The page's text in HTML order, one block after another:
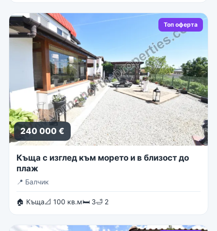
Топ оферта
240 000 €
Къща с изглед към морето и в близост до
плаж
📍 Балчик
🏠 Къща📐 100 кв.м🛏 3🛁 2